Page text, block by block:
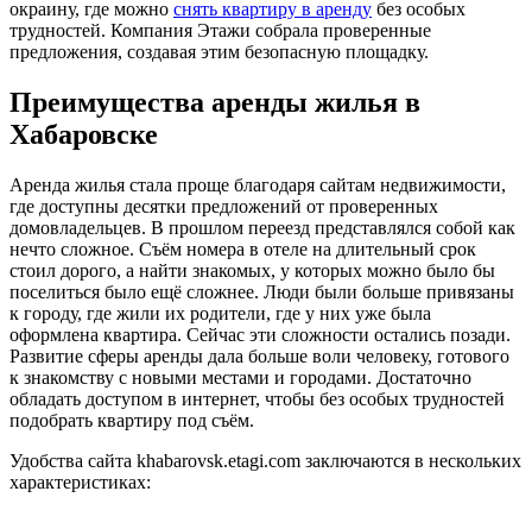
окраину, где можно снять квартиру в аренду без особых
трудностей. Компания Этажи собрала проверенные
предложения, создавая этим безопасную площадку.
Преимущества аренды жилья в
Хабаровске
Аренда жилья стала проще благодаря сайтам недвижимости,
где доступны десятки предложений от проверенных
домовладельцев. В прошлом переезд представлялся собой как
нечто сложное. Съём номера в отеле на длительный срок
стоил дорого, а найти знакомых, у которых можно было бы
поселиться было ещё сложнее. Люди были больше привязаны
к городу, где жили их родители, где у них уже была
оформлена квартира. Сейчас эти сложности остались позади.
Развитие сферы аренды дала больше воли человеку, готового
к знакомству с новыми местами и городами. Достаточно
обладать доступом в интернет, чтобы без особых трудностей
подобрать квартиру под съём.
Удобства сайта khabarovsk.etagi.com заключаются в нескольких
характеристиках: